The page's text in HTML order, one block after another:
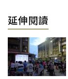
延伸閱讀